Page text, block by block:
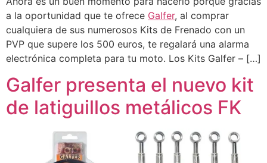
a la oportunidad que te ofrece Galfer, al comprar
cualquiera de sus numerosos Kits de Frenado con un
PVP que supere los 500 euros, te regalará una alarma
electrónica completa para tu moto. Los Kits Galfer – […]
Galfer presenta el nuevo kit
de latiguillos metálicos FK